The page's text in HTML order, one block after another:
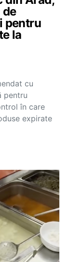
pentru
la
cu
pentru
în care
expirate